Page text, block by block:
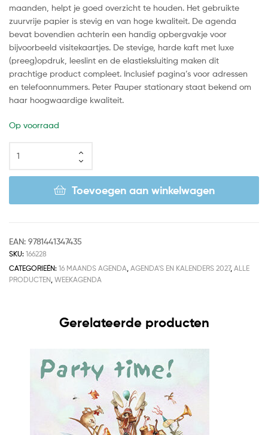
maanden, helpt je goed overzicht te houden. Het gebruikte
zuurvrije papier is stevig en van hoge kwaliteit. De agenda
bevat bovendien achterin een handig opbergvakje voor
bijvoorbeeld visitekaartjes. De stevige, harde kaft met luxe
(preeg)opdruk, leeslint en de elastieksluiting maken dit
prachtige product compleet. Inclusief pagina’s voor adressen
en telefoonnummers. Peter Pauper stationary staat bekend om
haar hoogwaardige kwaliteit.
Op voorraad
Toevoegen aan winkelwagen
EAN: 9781441347435
SKU: 166228
CATEGORIEËN: 16 MAANDS AGENDA AGENDA'S EN KALENDERS 2027, ALLE
PRODUCTEN WEEKAGENDA
Gerelateerde producten